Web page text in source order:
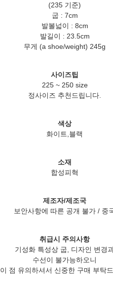
(235 기준)
굽 : 7cm
발볼넓이 : 8cm
발길이 : 23.5cm
무게 (a shoe/weight) 245g
사이즈팁
225 ~ 250 size
정사이즈 추천드립니다.
색상
화이트,블랙
소재
합성피혁
제조자/제조국
보안사항에 따른 공개 불가 / 중
취급시 주의사항
기성화 특성상 굽, 디자인 변경
수선이 불가능하오니
이 점 유의하셔서 신중한 구매 부탁드